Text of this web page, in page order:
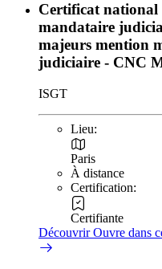
Certificat national
mandataire
majeurs mention
judiciaire - CNC
ISGT
Lieu:
Paris
À distance
Certification:
Certifiante
DécouvrirOuvre dans